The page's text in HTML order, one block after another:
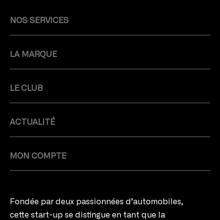
NOS SERVICES
LA MARQUE
LE CLUB
ACTUALITÉ
MON COMPTE
Fondée par deux passionnées d’automobiles,
cette start-up se distingue en tant que la